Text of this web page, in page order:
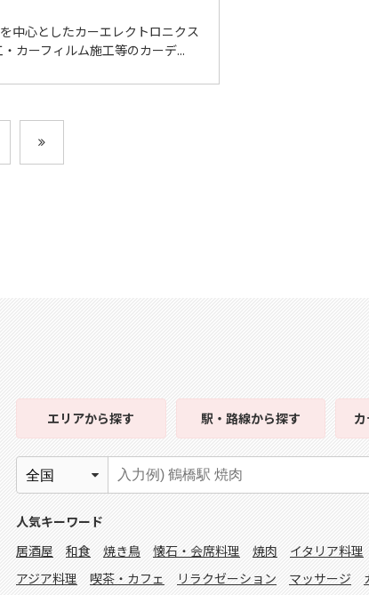
中心としたカーエレクトロニクス
カーフィルム施工等のカーデ...
エリアから探す 駅・路線から探す
人気キーワード
居酒屋
和食 焼き鳥 懐石・会席料理 焼肉 イタリア料理
アジア料理
喫茶・カフェ リラクゼーション マッサージ